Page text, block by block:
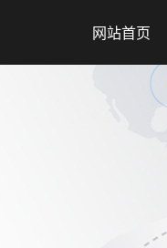
网站首页